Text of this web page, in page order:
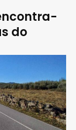
do